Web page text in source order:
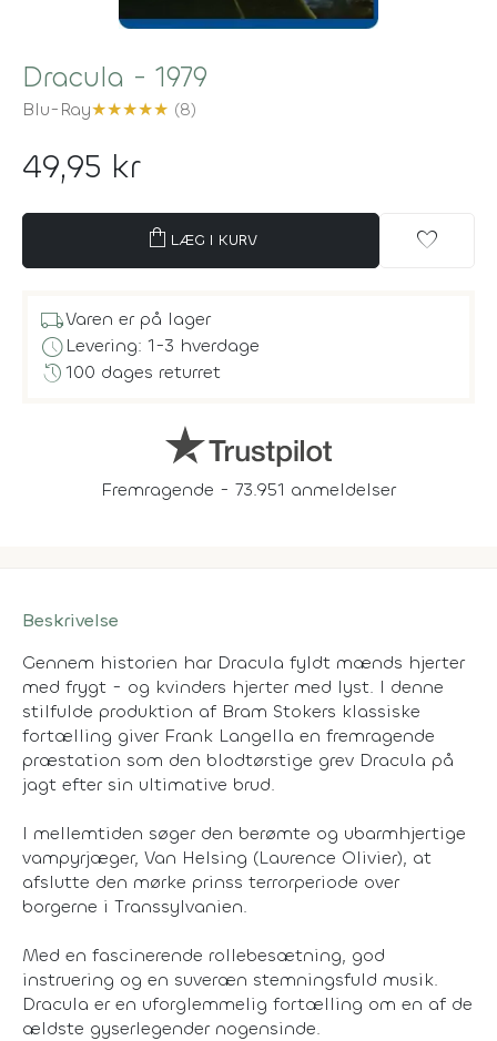
Dracula - 1979
Blu-Ray★★★★★ (8)
49,95 kr
shopping_bag LÆG I KURV favorite
local_shippingVaren er på lager
scheduleLevering: 1-3 hverdage
history100 dages returret
Fremragende - 73.951 anmeldelser
Beskrivelse
Gennem historien har Dracula fyldt mænds hjerter
med frygt - og kvinders hjerter med lyst. I denne
stilfulde produktion af Bram Stokers klassiske
fortælling giver Frank Langella en fremragende
præstation som den blodtørstige grev Dracula på
jagt efter sin ultimative brud.
I mellemtiden søger den berømte og ubarmhjertige
vampyrjæger, Van Helsing (Laurence Olivier), at
afslutte den mørke prinss terrorperiode over
borgerne i Transsylvanien.
Med en fascinerende rollebesætning, god
instruering og en suveræn stemningsfuld musik.
Dracula er en uforglemmelig fortælling om en af de
ældste gyserlegender nogensinde.